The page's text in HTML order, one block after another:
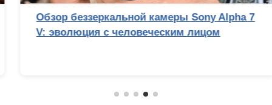
Обзор беззеркальной камеры Sony Alpha 7
V: эволюция с человеческим лицом